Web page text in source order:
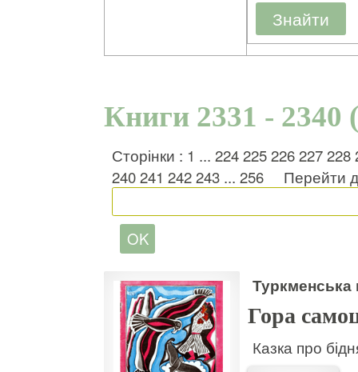
Книги 2331 - 2340
Сторінки : 1 ... 224225226227228
240241 242243 ... 256 Перейти
Туркменська
Гора
Казка про